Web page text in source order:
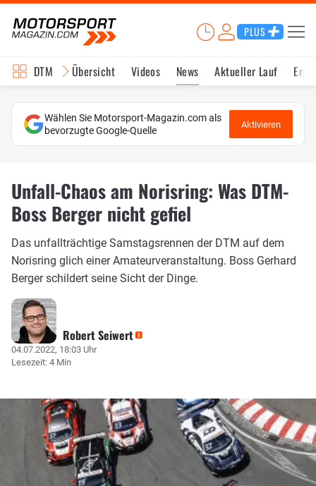
PLUS
DTM Übersicht Videos News Aktueller Lauf
Wählen Sie Motorsport-Magazin.com als
bevorzugte Google-Quelle
Aktivieren
Unfall-Chaos am Norisring: Was DTM-
Boss Berger nicht gefiel
Das unfallträchtige Samstagsrennen der DTM auf dem
Norisring glich einer Amateurveranstaltung. Boss Gerhard
Berger schildert seine Sicht der Dinge.
Robert Seiwert
04.07.2022, 18:03 Uhr
Lesezeit: 4 Min